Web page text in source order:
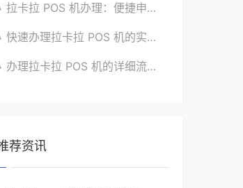
拉卡拉 POS 机办理：便捷申请，放心使用超安心
快速办理拉卡拉 POS 机的实用攻略分享超靠谱
办理拉卡拉 POS 机的详细流程与注意点全解析
荐资讯